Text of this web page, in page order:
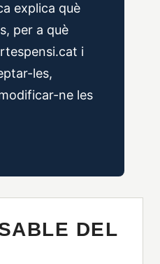
explica què
per a què
i
les,
ne les
DEL